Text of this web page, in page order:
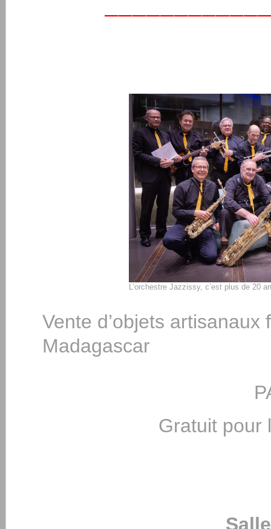
L’orchestre Jazzissy, c’est plus de 20
Vente d’objets
Madagascar
Gratuit pour